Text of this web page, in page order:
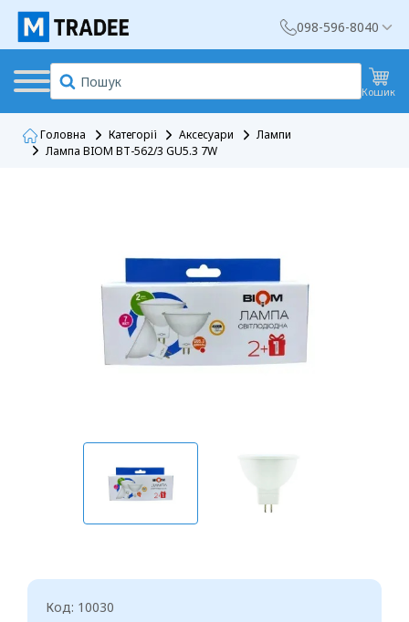
098-596-8040
Кошик
Головна Категорії Аксесуари
Лампи
Лампа BIOM BT-562/3 GU5.3 7W
Код: 10030